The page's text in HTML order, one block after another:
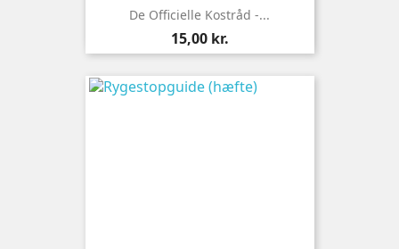
De Officielle Kostråd -...
Pris
15,00 kr.